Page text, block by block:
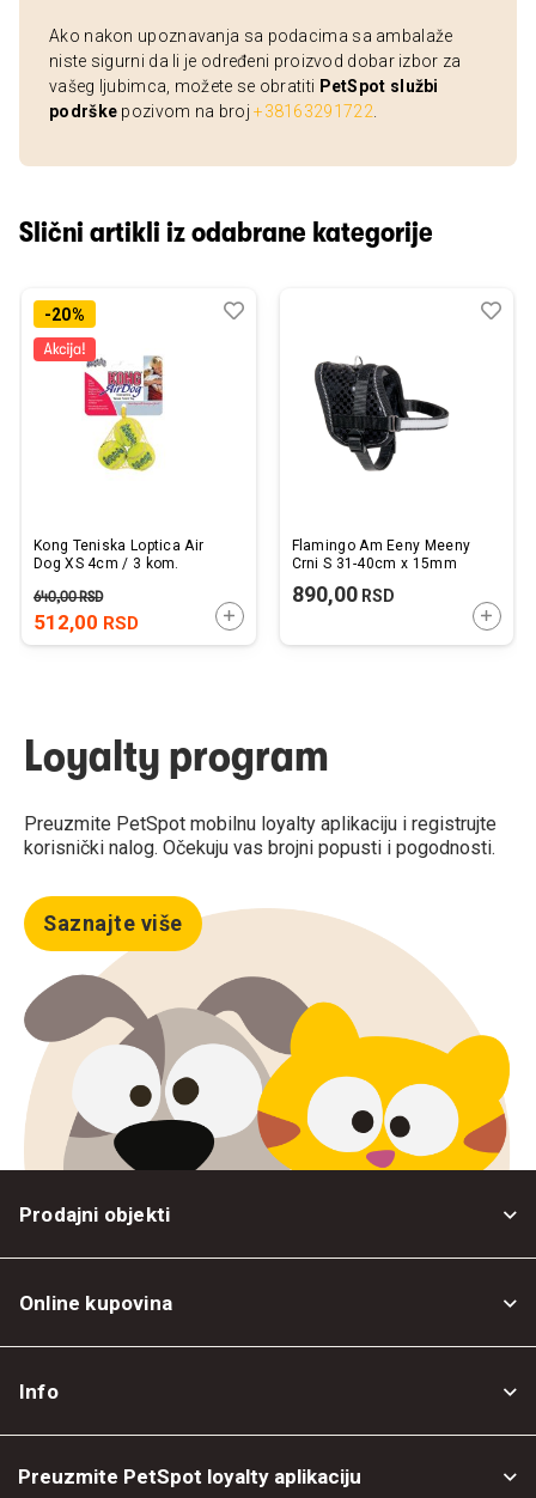
Ako nakon upoznavanja sa podacima sa ambalaže
niste sigurni da li je određeni proizvod dobar izbor za
vašeg ljubimca, možete se obratiti PetSpot službi
podrške pozivom na broj+38163291722
Slični artikli iz odabrane kategorije
-20%
Kong Teniska Loptica Air
Dog XS 4cm / 3 kom.
512,00 RSD
640,00RSD
DODAJTE U KORPU
Dodaj
Uporedi
Flamingo Am Eeny Meeny
Crni S 31-40cm x 15mm
890,00RSD
Loyalty program
Preuzmite PetSpot mobilnu loyalty aplikaciju i registrujte
korisnički nalog. Očekuju vas brojni popusti i pogodnosti.
Saznajte više
Prodajni objekti
Online kupovina
Info
Preuzmite PetSpot loyalty aplikaciju